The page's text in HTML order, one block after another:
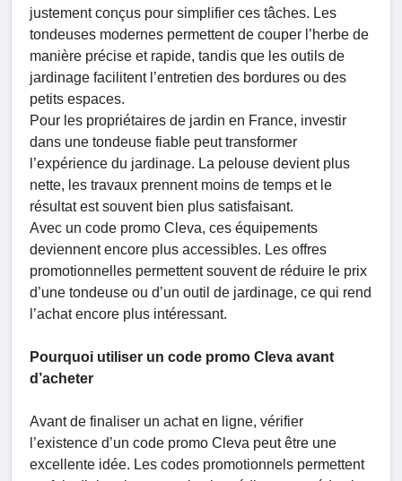
justement conçus pour simplifier ces tâches. Les
tondeuses modernes permettent de couper l’herbe de
manière précise et rapide, tandis que les outils de
jardinage facilitent l’entretien des bordures ou des
petits espaces.
Pour les propriétaires de jardin en France, investir
dans une tondeuse fiable peut transformer
l’expérience du jardinage. La pelouse devient plus
nette, les travaux prennent moins de temps et le
résultat est souvent bien plus satisfaisant.
Avec un code promo Cleva, ces équipements
deviennent encore plus accessibles. Les offres
promotionnelles permettent souvent de réduire le prix
d’une tondeuse ou d’un outil de jardinage, ce qui rend
l’achat encore plus intéressant.
Pourquoi utiliser un code promo Cleva avant
d’acheter
Avant de finaliser un achat en ligne, vérifier
l’existence d’un code promo Cleva peut être une
excellente idée. Les codes promotionnels permettent